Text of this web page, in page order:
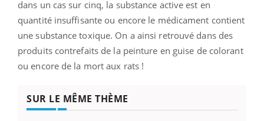
dans un cas sur cinq, la substance active est en
quantité insuffisante ou encore le médicament contient
une substance toxique. On a ainsi retrouvé dans des
produits contrefaits de la peinture en guise de colorant
ou encore de la mort aux rats !
SUR LE MÊME THÈME